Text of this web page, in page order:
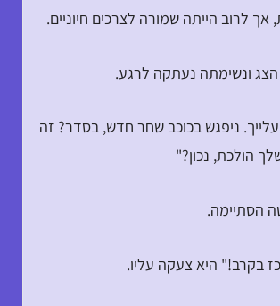
אך לרוב הייתה שמורה לצרכים חיוניים.
ונשימתה נעתקה לרגע.
עלייך. ניפגש בכוכב שחר חדש, בסדר? זה
הולכת, נכון?"
הסתיימה.
בקרב!" היא צעקה עליו.